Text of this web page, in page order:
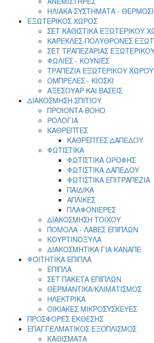
ΗΛΙΑΚΑ ΣΥΣΤΗΜΑΤΑ -
ΕΞΩΤΕΡΙΚΟΣ ΧΩΡΟΣ
ΣΕΤ ΚΑΘΙΣΤΙΚΑ ΕΞΩΤΕΡΙΚΟΥ
ΚΑΡΕΚΛΕΣ-ΠΟΛΥΘΡΟΝΕΣ
ΣΕΤ ΤΡΑΠΕΖΑΡΙΑΣ
ΦΩΛΙΕΣ - ΚΟΥΝΙΕΣ
ΤΡΑΠΕΖΙΑ ΕΞΩΤΕΡΙΚΟΥ ΧΩΡΟΥ
ΟΜΠΡΕΛΕΣ - ΚΙΟΣΚΙ
ΑΞΕΣΟΥΑΡ ΚΑΙ ΒΑΣΕΙΣ
ΔΙΑΚΟΣΜΗΣΗ ΣΠΙΤΙΟΥ
ΠΡΟΪΟΝΤΑ BOHO
ΡΟΛΟΓΙΑ
ΚΑΘΡΕΠΤΕΣ
ΚΑΘΡΕΠΤΕΣ ΔΑΠΕΔΟΥ
ΦΩΤΙΣΤΙΚΑ
ΦΩΤΙΣΤΙΚΑ ΟΡΟΦΗΣ
ΦΩΤΙΣΤΙΚΑ ΔΑΠΕΔΟΥ
ΦΩΤΙΣΤΙΚΑ ΕΠΙΤΡΑΠΕΖΙΑ
ΠΑΙΔΙΚΑ
ΑΠΛΙΚΕΣ
ΠΛΑΦΟΝΙΕΡΕΣ
ΔΙΑΚΟΣΜΗΣΗ ΤΟΙΧΟΥ
ΠΟΜΟΛΑ - ΛΑΒΕΣ ΕΠΙΠΛΩΝ
ΚΟΥΡΤΙΝΟΞΥΛΑ
ΔΙΑΚΟΣΜΗΤΙΚΑ ΓΙΑ ΚΑΝΑΠΕ
ΦΟΙΤΗΤΙΚΑ ΕΠΙΠΛΑ
ΕΠΙΠΛΑ
ΣET ΠΑΚΕΤΑ ΕΠΙΠΛΩΝ
ΘΕΡΜΑΝΤΙΚΑ/ΚΛΙΜΑΤΙΣΜΟΣ
ΗΛΕΚΤΡΙΚΑ
ΟΙΚΙΑΚΕΣ ΜΙΚΡΟΣΥΣΚΕΥΕΣ
ΠΡΟΣΦΟΡΕΣ ΕΚΘΕΣΗΣ
ΕΠΑΓΓΕΛΜΑΤΙΚΟΣ ΕΞΟΠΛΙΣΜΟΣ
ΚΑΘΙΣΜΑΤΑ